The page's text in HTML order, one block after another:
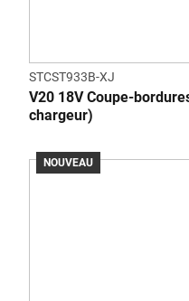
STCST933B-XJ
V20 18V Coupe-
chargeur)
NOUVEAU